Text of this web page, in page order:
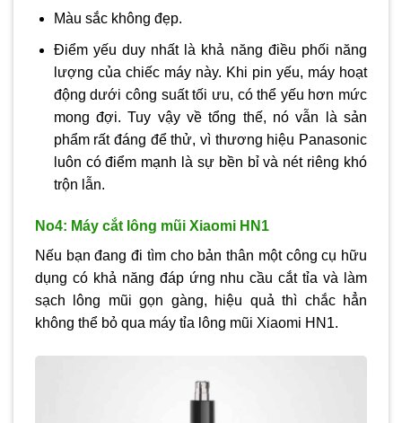
Màu sắc không đẹp.
Điểm yếu duy nhất là khả năng điều phối năng
lượng của chiếc máy này. Khi pin yếu, máy hoạt
động dưới công suất tối ưu, có thể yếu hơn mức
mong đợi. Tuy vậy về tổng thế, nó vẫn là sản
phẩm rất đáng để thử, vì thương hiệu Panasonic
luôn có điểm mạnh là sự bền bỉ và nét riêng khó
trộn lẫn.
No4: Máy cắt lông mũi Xiaomi HN1
Nếu bạn đang đi tìm cho bản thân một công cụ hữu
dụng có khả năng đáp ứng nhu cầu cắt tỉa và làm
sạch lông mũi gọn gàng, hiệu quả thì chắc hẳn
không thể bỏ qua máy tỉa lông mũi Xiaomi HN1.